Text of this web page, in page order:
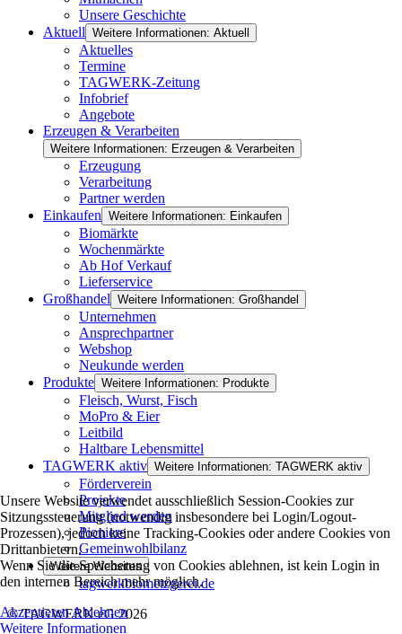
Unsere Geschichte
Aktuell Weitere Informationen: Aktuell
Aktuelles
Termine
TAGWERK-Zeitung
Infobrief
Angebote
Erzeugen & Verarbeiten
Weitere Informationen: Erzeugen & Verarbeiten
Erzeugung
Verarbeitung
Partner werden
Einkaufen Weitere Informationen: Einkaufen
Biomärkte
Wochenmärkte
Ab Hof Verkauf
Lieferservice
Großhandel Weitere Informationen: Großhandel
Unternehmen
Ansprechpartner
Webshop
Neukunde werden
Produkte Weitere Informationen: Produkte
Fleisch, Wurst, Fisch
MoPro & Eier
Leitbild
Haltbare Lebensmittel
TAGWERK aktiv Weitere Informationen: TAGWERK aktiv
Förderverein
Projekte
Mitglied werden
Pioniere
Gemeinwohlbilanz
Weitere Websites
tagwerkbiometzgerei.de
© TAGWERK eG 2026
Unsere Website verwendet ausschließlich Session-Cookies zur
Sitzungssteuerung (notwendig insbesondere bei Login/Logout-
Prozessen), jedoch keine Tracking-Cookies oder andere Cookies von
Drittanbietern.
Wenn Sie die Speicherung von Cookies ablehnen, ist kein Login in
den internen Bereich mehr möglich.
AkzeptierenAblehnen
Weitere Informationen